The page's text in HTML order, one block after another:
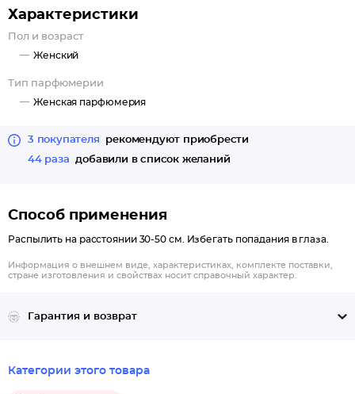
Характеристики
Пол и возраст
Женский
Тип парфюмерии
Женская парфюмерия
3 покупателя
рекомендуют приобрести
44 раза
добавили в список желаний
Способ применения
Распылить на расстоянии 30-50 см. Избегать попадания в глаза.
Информация о внешнем виде, характеристиках, комплекте поставки,
стране изготовления и свойствах носит справочный характер.
Гарантия и возврат
Категории этого товара